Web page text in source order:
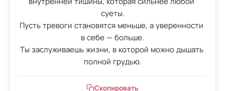
суеты.
Пусть тревоги становятся меньше, а уверенности
в себе — больше.
Ты заслуживаешь жизни, в которой можно дышать
полной грудью.
Скопировать